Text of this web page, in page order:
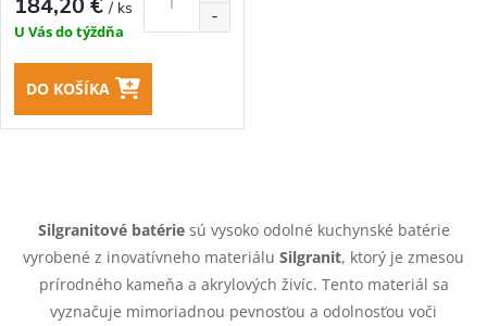
184,20 €/ ks
U Vás do týždňa
DO KOŠÍKA
Silgranitové batériesú vysoko odolné kuchynské batérie
vyrobené z inovatívneho materiálu Silgranit, ktorý je zmesou
prírodného kameňa a akrylových živíc. Tento materiál sa
vyznačuje mimoriadnou pevnosťou a odolnosťou voči